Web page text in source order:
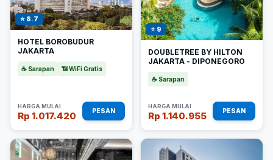
⭐ 8.7
HOTEL BOROBUDUR
JAKARTA
☕ Sarapan 📶 WiFi Gratis
HARGA MULAI
Rp 1.017.420 PESAN
⭐ 9
DOUBLETREE BY HILTON
JAKARTA - DIPONEGORO
☕ Sarapan
HARGA MULAI
Rp 1.140.955 PESAN